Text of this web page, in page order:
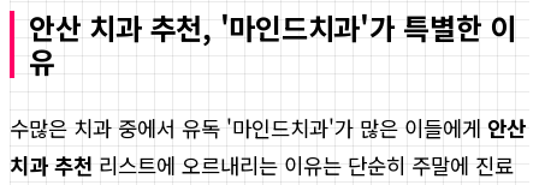
안산 치과 추천, '마인드치과'가 특별한 이
유
수많은 치과 중에서 유독 '마인드치과'가 많은 이들에게 안산
치과 추천 리스트에 오르내리는 이유는 단순히 주말에 진료